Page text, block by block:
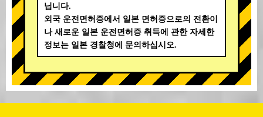
닙니다.
외국 운전면허증에서 일본 면허증으로의 전환이
나 새로운 일본 운전면허증 취득에 관한 자세한
정보는 일본 경찰청에 문의하십시오.